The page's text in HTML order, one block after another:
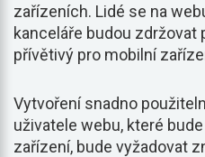
zařízeních. Lidé se na
kanceláře budou zdržovat
přívětivý pro mobilní
Vytvoření snadno
uživatele webu, které
zařízení, bude vyžadovat